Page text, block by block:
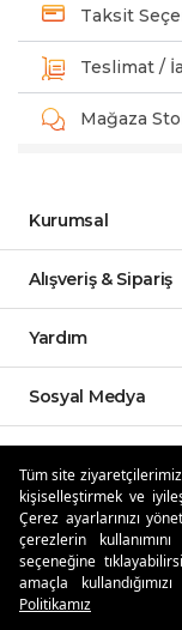
Tüm site
kişiselleştirmek ve
Çerez ayarlarınızı
çerezlerin
seçeneğine
amaçla
Politikamız
Taksit
Teslimat /
Mağaza
Kurumsal
Alışveriş & Sipariş
Yardım
Sosyal Medya
Özdilekteyim'de
Güvenli Alışveriş